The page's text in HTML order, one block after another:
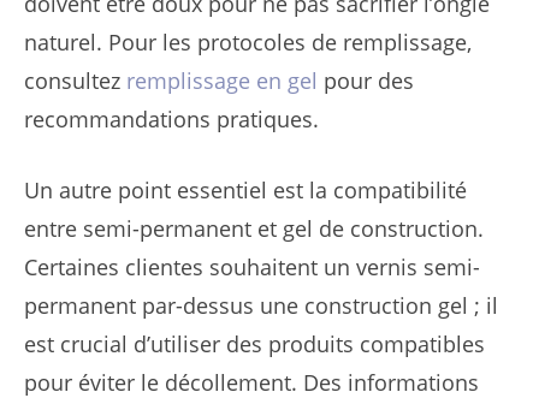
naturel. Pour les protocoles de remplissage,
consultez remplissage en gel pour des
recommandations pratiques.
Un autre point essentiel est la compatibilité
entre semi-permanent et gel de construction.
Certaines clientes souhaitent un vernis semi-
permanent par-dessus une construction gel ; il
est crucial d’utiliser des produits compatibles
pour éviter le décollement. Des informations